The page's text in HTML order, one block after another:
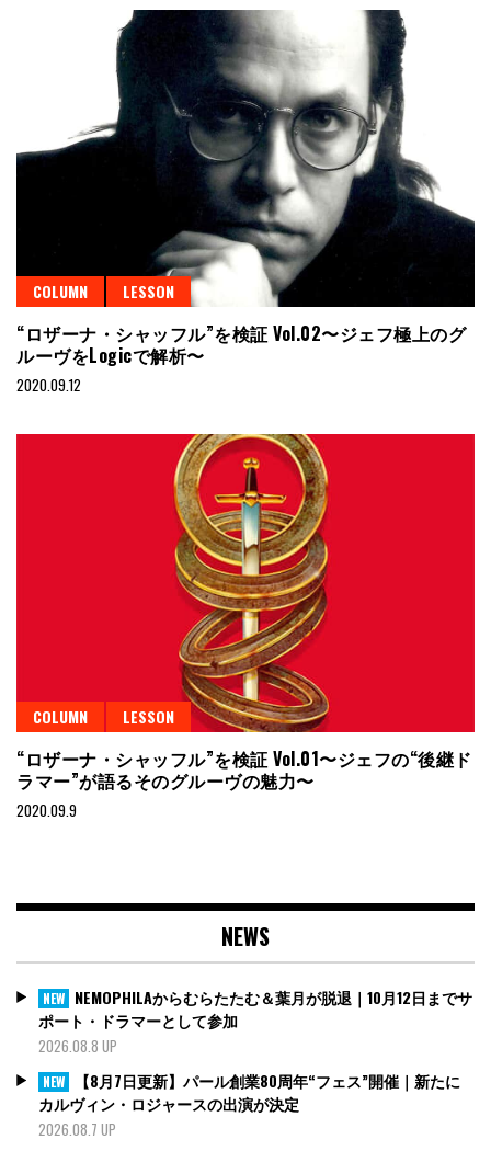
COLUMN LESSON
“ロザーナ・シャッフル”を検証 Vol.02〜ジェフ極上のグ
ルーヴをLogicで解析〜
2020.09.12
COLUMN LESSON
“ロザーナ・シャッフル”を検証 Vol.01〜ジェフの“後継ド
ラマー”が語るそのグルーヴの魅力〜
2020.09.9
NEWS
NEW NEMOPHILAからむらたたむ＆葉月が脱退｜10月12日までサ
ポート・ドラマーとして参加
2026.08.8 UP
NEW
【8月7日更新】パール創業80周年“フェス”開催｜新たに
カルヴィン・ロジャースの出演が決定
2026.08.7 UP